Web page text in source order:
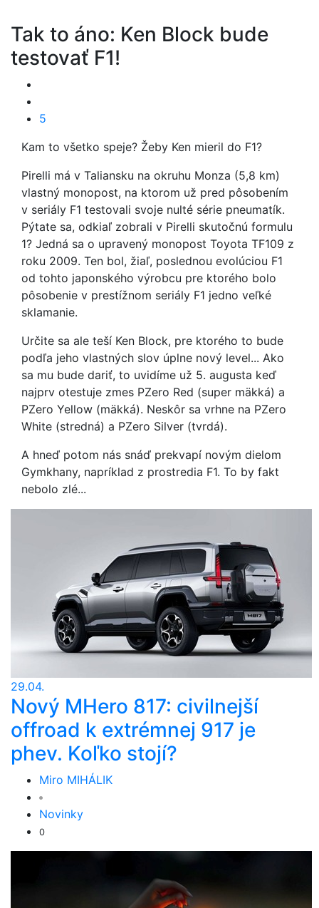
Tak to áno: Ken Block bude
testovať F1!
5
Kam to všetko speje? Žeby Ken mieril do F1?
Pirelli má v Taliansku na okruhu Monza (5,8 km)
vlastný monopost, na ktorom už pred pôsobením
v seriály F1 testovali svoje nulté série pneumatík.
Pýtate sa, odkiaľ zobrali v Pirelli skutočnú formulu
1? Jedná sa o upravený monopost Toyota TF109 z
roku 2009. Ten bol, žiaľ, poslednou evolúciou F1
od tohto japonského výrobcu pre ktorého bolo
pôsobenie v prestížnom seriály F1 jedno veľké
sklamanie.
Určite sa ale teší Ken Block, pre ktorého to bude
podľa jeho vlastných slov úplne nový level... Ako
sa mu bude dariť, to uvidíme už 5. augusta keď
najprv otestuje zmes PZero Red (super mäkká) a
PZero Yellow (mäkká). Neskôr sa vrhne na PZero
White (stredná) a PZero Silver (tvrdá).
A hneď potom nás snáď prekvapí novým dielom
Gymkhany, napríklad z prostredia F1. To by fakt
nebolo zlé...
29.04.
Nový MHero 817: civilnejší
offroad k extrémnej 917 je
phev. Koľko stojí?
Miro MIHÁLIK
Novinky
0